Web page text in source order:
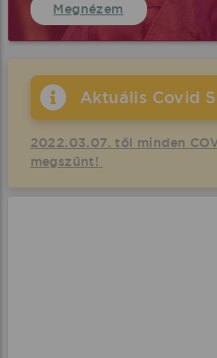
Megnézem
Aktuális Covid
2022.03.07. től minden
megszűnt!